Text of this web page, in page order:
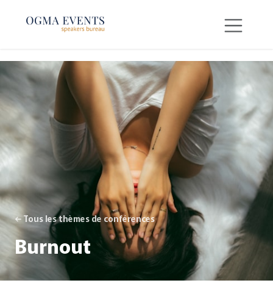
← Tous les thèmes de conférences
Burnout